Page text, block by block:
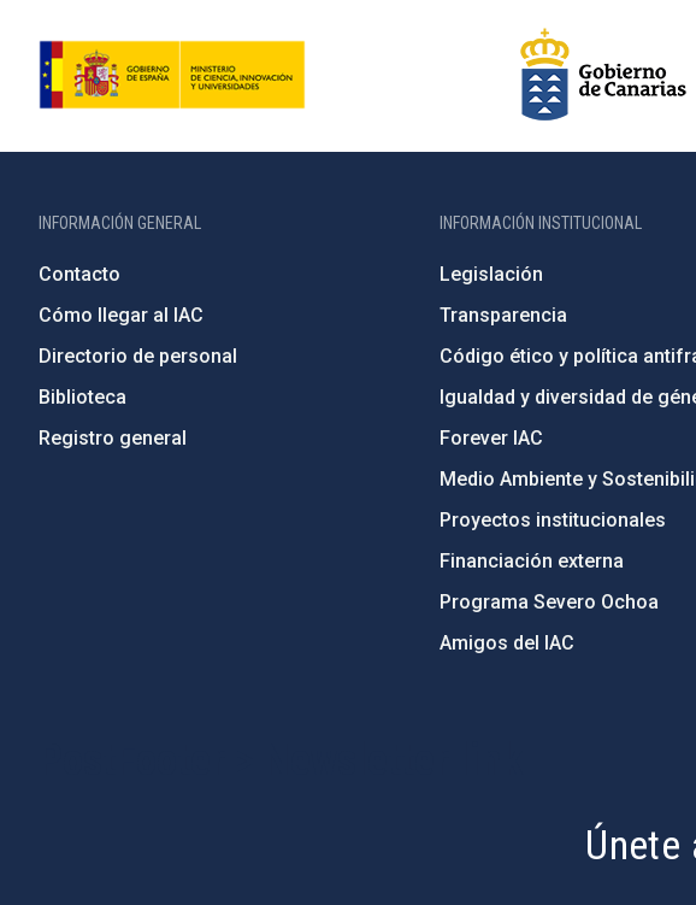
INFORMACIÓN GENERAL
Contacto
Cómo llegar al IAC
Directorio de personal
Biblioteca
Registro general
INFORMACIÓN INSTITUCIONAL
Legislación
Transparencia
Código ético y política
Igualdad y diversidad de
Forever IAC
Medio Ambiente y
Proyectos institucionales
Financiación externa
Programa Severo Ochoa
Amigos del IAC